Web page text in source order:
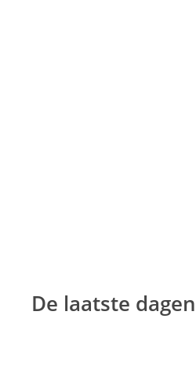
De laatste